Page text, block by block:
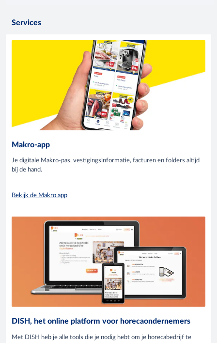
Services
Makro-app
Je digitale Makro-pas, vestigingsinformatie, facturen en folders altijd
bij de hand.
Bekijk de Makro app
DISH, het online platform voor horecaondernemers
Met DISH heb je alle tools die je nodig hebt om je horecabedrijf te